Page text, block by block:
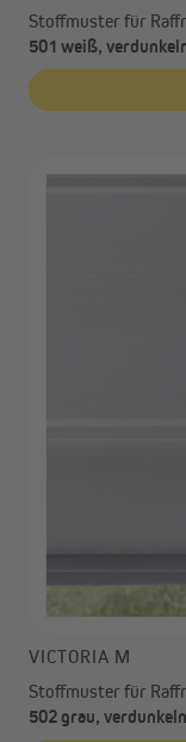
Stoffmuster für
501 weiß,
VICTORIA M
Stoffmuster für
502 grau,